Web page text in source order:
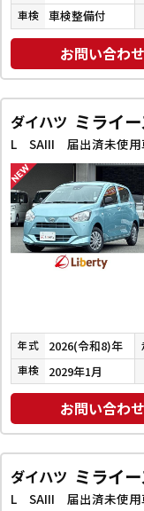
車検 車検整備付
お問い合わせ
ダイハツ ミライ
年式 2026(令和8)年
車検 2029年1月
お問い合わせ
ダイハツ ミライ